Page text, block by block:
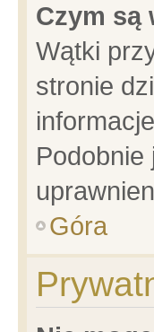
Czym są
Wątki
stronie
Podobnie
Góra